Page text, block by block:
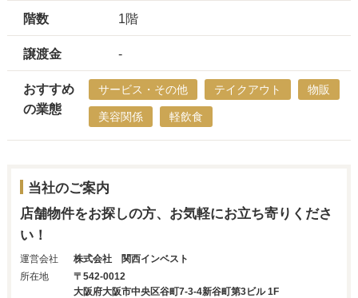
階数 1階
譲渡金 -
おすすめ
の業態
サービス・その他 テイクアウト 物販
美容関係 軽飲食
当社のご案内
店舗物件をお探しの方、お気軽にお立ち寄りくださ
い！
運営会社
株式会社 関西インベスト
所在地
〒542-0012
大阪府大阪市中央区谷町7-3-4新谷町第3ビル 1F